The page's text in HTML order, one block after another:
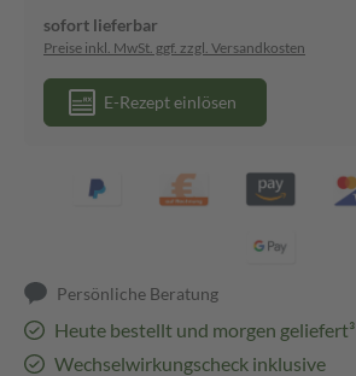
sofort lieferbar
Preise inkl. MwSt. ggf. zzgl. Versandkosten
E-Rezept einlösen
Persönliche Beratung
Heute bestellt und morgen geliefert³
Wechselwirkungscheck inklusive